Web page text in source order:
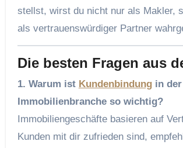
stellst, wirst du nicht nur als Makler,
als vertrauenswürdiger Partner
Die besten Fragen aus
1. Warum ist Kundenbindungin der
Immobilienbranche so wichtig?
Immobiliengeschäfte basieren auf
Kunden mit dir zufrieden sind,